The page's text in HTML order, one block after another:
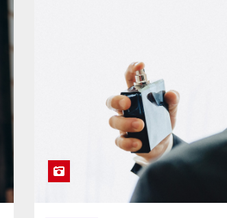
Napapijri
каждой
Июл 24, 2026